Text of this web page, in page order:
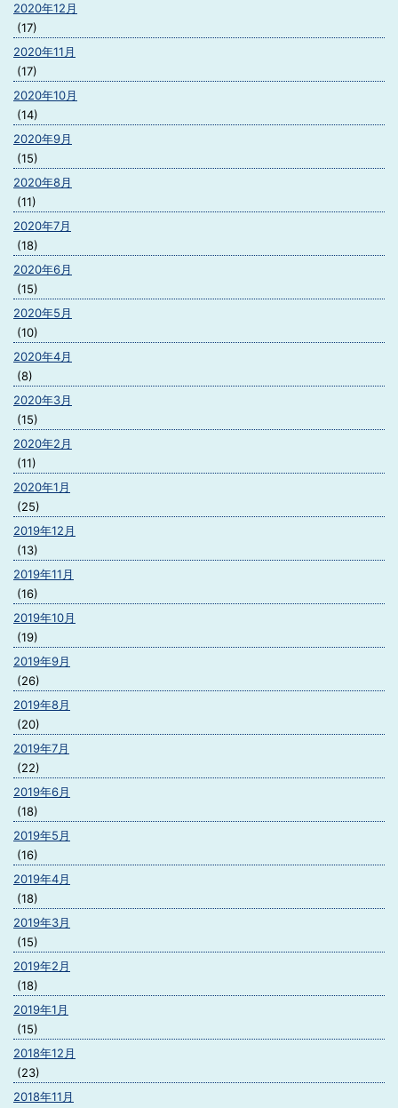
2020年12月
(17)
2020年11月
(17)
2020年10月
(14)
2020年9月
(15)
2020年8月
(11)
2020年7月
(18)
2020年6月
(15)
2020年5月
(10)
2020年4月
(8)
2020年3月
(15)
2020年2月
(11)
2020年1月
(25)
2019年12月
(13)
2019年11月
(16)
2019年10月
(19)
2019年9月
(26)
2019年8月
(20)
2019年7月
(22)
2019年6月
(18)
2019年5月
(16)
2019年4月
(18)
2019年3月
(15)
2019年2月
(18)
2019年1月
(15)
2018年12月
(23)
2018年11月